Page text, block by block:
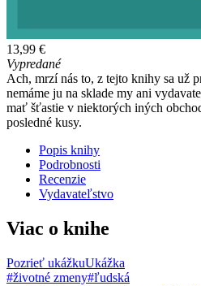
13,99 €
Vypredané
Ach, mrzí nás to, z tejto knihy sa už
nemáme ju na sklade my ani
mať šťastie v niektorých iných
posledné kusy.
Popis knihy
Podrobnosti
Recenzie
Vydavateľstvo
Viac o knihe
Pozrieť ukážkuUkážka
#životné zmeny#ľudská